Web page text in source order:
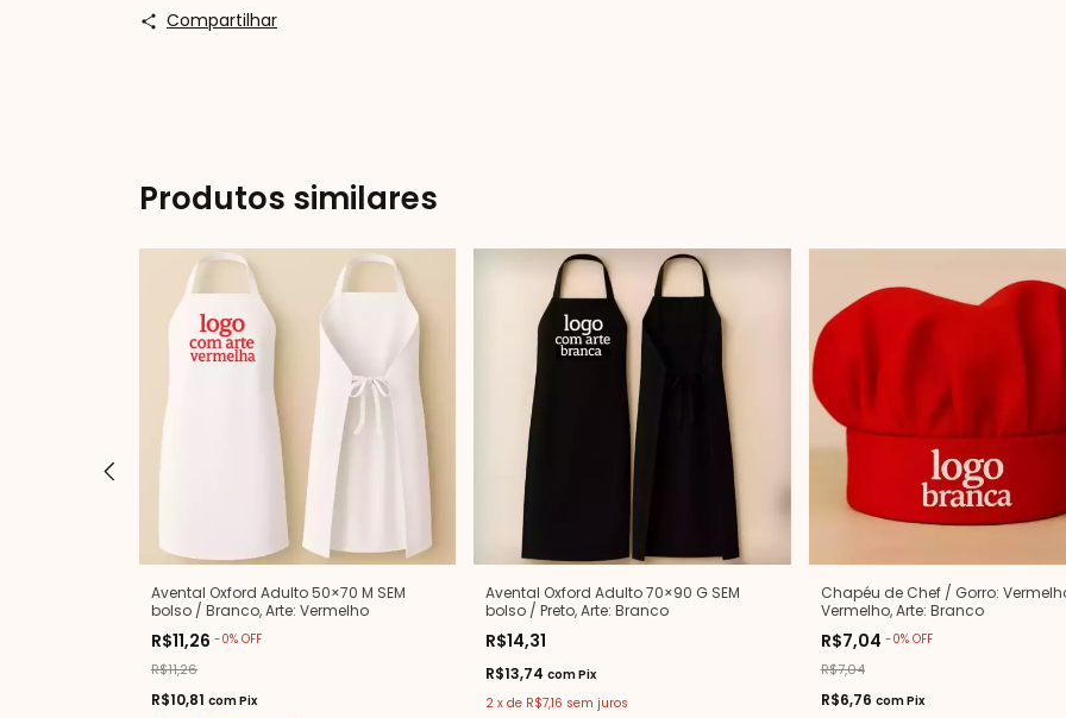
Compartilhar
Produtos similares
Avental Oxford Adulto 50×70 M SEM
bolso / Branco, Arte: Vermelho
R$11,26 -0% OFF
R$11,26
R$10,81 comPix
Avental Oxford Adulto 70×90 G SEM
bolso / Preto, Arte: Branco
R$14,31
R$13,74comPix
2 xde R$7,16 sem juros
Chapéu de Chef / Gorro:
Vermelho, Arte: Branco
R$7,04 -0% OFF
R$7,04
R$6,76 comPix